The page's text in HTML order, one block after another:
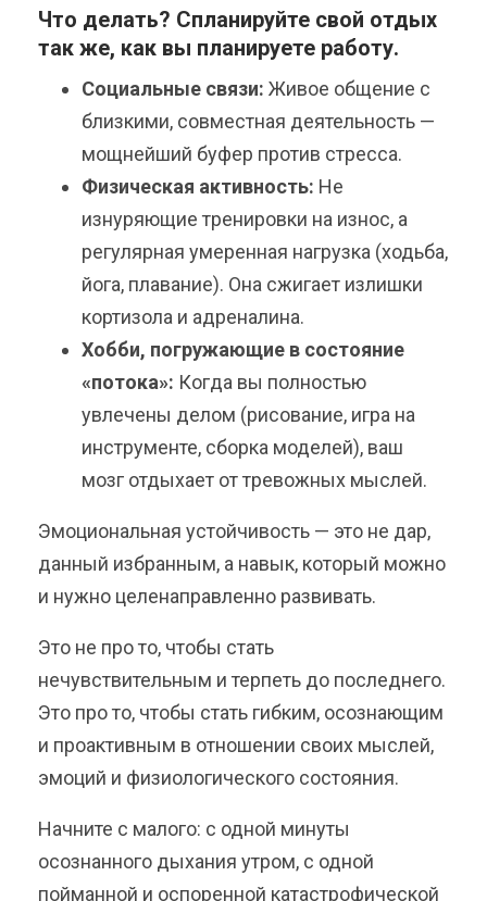
Что делать? Спланируйте свой отдых
так же, как вы планируете работу.
Социальные связи: Живое общение с
близкими, совместная деятельность —
мощнейший буфер против стресса.
Физическая активность: Не
изнуряющие тренировки на износ, а
регулярная умеренная нагрузка (ходьба,
йога, плавание). Она сжигает излишки
кортизола и адреналина.
Хобби, погружающие в состояние
«потока»: Когда вы полностью
увлечены делом (рисование, игра на
инструменте, сборка моделей), ваш
мозг отдыхает от тревожных мыслей.
Эмоциональная устойчивость — это не дар,
данный избранным, а навык, который можно
и нужно целенаправленно развивать.
Это не про то, чтобы стать
нечувствительным и терпеть до последнего.
Это про то, чтобы стать гибким, осознающим
и проактивным в отношении своих мыслей,
эмоций и физиологического состояния.
Начните с малого: с одной минуты
осознанного дыхания утром, с одной
пойманной и оспоренной катастрофической